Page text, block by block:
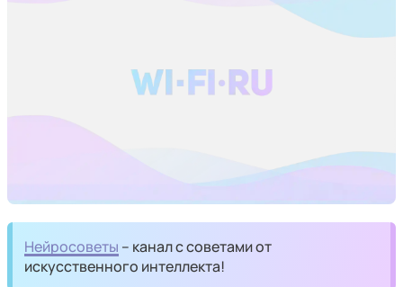
Нейросоветы – канал с советами от
искусственного интеллекта!